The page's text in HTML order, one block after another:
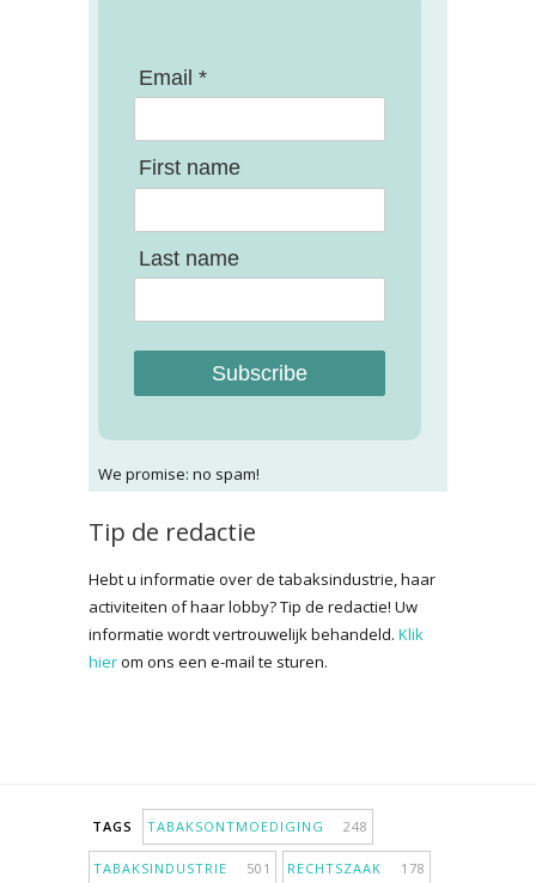
Email *
First name
Last name
Subscribe
We promise: no spam!
Tip de redactie
Hebt u informatie over de tabaksindustrie, haar
activiteiten of haar lobby? Tip de redactie! Uw
informatie wordt vertrouwelijk behandeld. Klik
hierom ons een e-mail te sturen.
TAGS TABAKSONTMOEDIGING 248
TABAKSINDUSTRIE 501 RECHTSZAAK 178